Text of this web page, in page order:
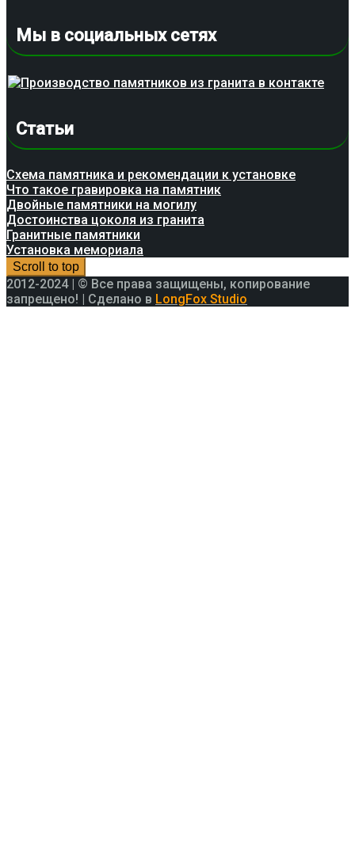
Мы в социальных сетях
Статьи
Схема памятника и рекомендации к установке
Что такое гравировка на памятник
Двойные памятники на могилу
Достоинства цоколя из гранита
Гранитные памятники
Установка мемориала
Scroll to top
2012-2024 | © Все права защищены, копирование
запрещено! | Сделано в LongFox Studio